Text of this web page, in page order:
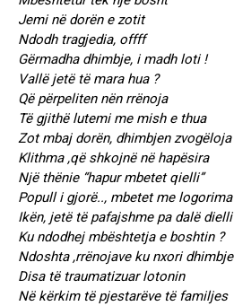
Jemi në dorën e zotit
Ndodh tragjedia, offff
Gërmadha dhimbje, i madh loti !
Vallë jetë të mara hua ?
Që përpeliten nën rrënoja
Të gjithë lutemi me mish e thua
Zot mbaj dorën, dhimbjen zvogëloja
Klithma ,që shkojnë në hapësira
Një thënie “hapur mbetet qielli”
Popull i gjorë.., mbetet me logorima
Ikën, jetë të pafajshme pa dalë dielli
Ku ndodhej mbështetja e boshtin ?
Ndoshta ,rrënojave ku nxori dhimbje
Disa të traumatizuar lotonin
Në kërkim të pjestarëve të familjes